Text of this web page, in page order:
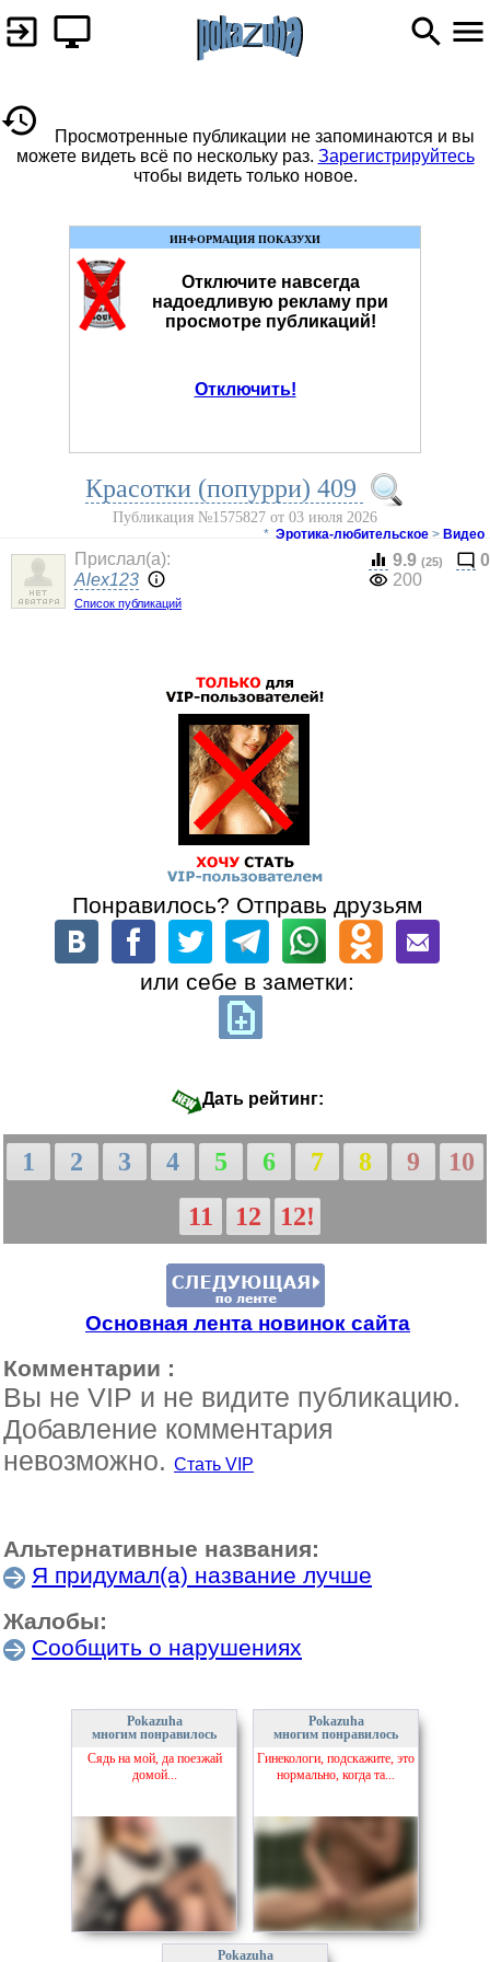
Просмотренные публикации не запоминаются и вы
можете видеть всё по нескольку раз. Зарегистрируйтесь
чтобы видеть только новое.
ИНФОРМАЦИЯ ПОКАЗУХИ
Отключите навсегда
надоедливую рекламу при
просмотре публикаций!
Отключить!
Красотки (попурри) 409
Публикация №1575827 от 03 июля 2026
* Эротика-любительское > Видео
Прислал(a):
Alex123
Список публикаций
9.9 (25)
0
200
Понравилось? Отправь друзьям
или себе в заметки:
Дать рейтинг:
1 2 3 4 5 6 7 8 9
10
11
12 12!
Основная лента новинок сайта
Комментарии :
Вы не VIP и не видите публикацию.
Добавление комментария
невозможно. Стать VIP
Альтернативные названия:
Я придумал(а) название лучше
Жалобы:
Сообщить о нарушениях
Pokazuha
многим понравилось
Сядь на мой, да поезжай
домой...
Pokazuha
многим понравилось
Гинекологи, подскажите, это
нормально, когда та...
Pokazuha